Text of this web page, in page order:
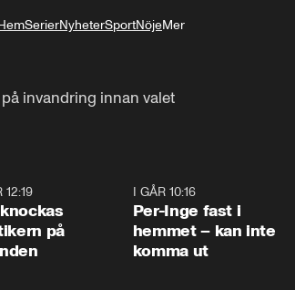
SerierNyheterSportNöjeMer
invandring innan valet
12:19
på
I GÅR 10:16
Per-Inge fast i
hemmet – kan inte
komma ut